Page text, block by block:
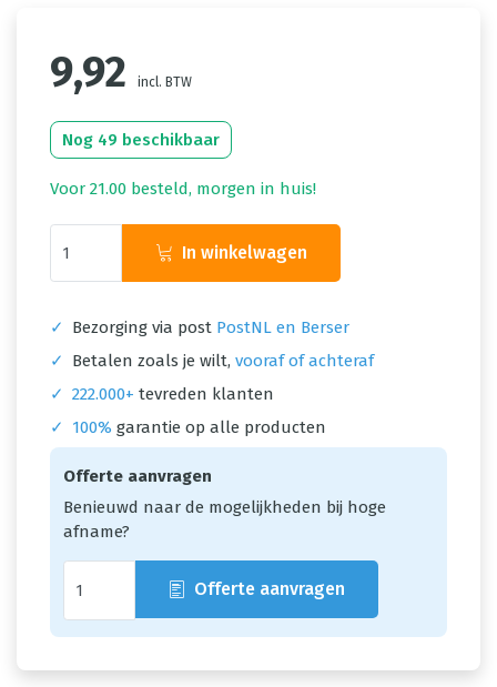
9,92 incl. BTW
Nog 49 beschikbaar
Voor 21.00 besteld, morgen in huis!
In winkelwagen
✓ Bezorging via post PostNL en Berser
✓
Betalen zoals je wilt, vooraf of achteraf
✓ 222.000+ tevreden klanten
✓
100% garantie op alle producten
Offerte aanvragen
Benieuwd naar de mogelijkheden bij hoge
afname?
Offerte aanvragen